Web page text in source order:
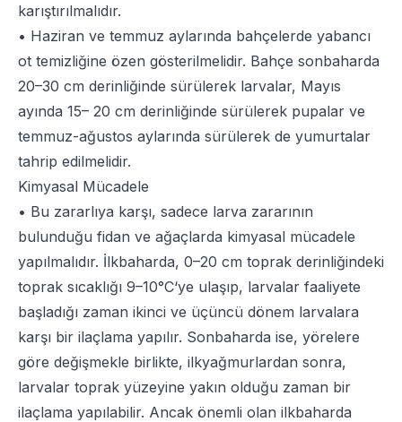
karıştırılmalıdır.
• Haziran ve temmuz aylarında bahçelerde yabancı
ot temizliğine özen gösterilmelidir. Bahçe sonbaharda
20–30 cm derinliğinde sürülerek larvalar, Mayıs
ayında 15– 20 cm derinliğinde sürülerek pupalar ve
temmuz-ağustos aylarında sürülerek de yumurtalar
tahrip edilmelidir.
Kimyasal Mücadele
• Bu zararlıya karşı, sadece larva zararının
bulunduğu fidan ve ağaçlarda kimyasal mücadele
yapılmalıdır. İlkbaharda, 0–20 cm toprak derinliğindeki
toprak sıcaklığı 9–10°C‘ye ulaşıp, larvalar faaliyete
başladığı zaman ikinci ve üçüncü dönem larvalara
karşı bir ilaçlama yapılır. Sonbaharda ise, yörelere
göre değişmekle birlikte, ilkyağmurlardan sonra,
larvalar toprak yüzeyine yakın olduğu zaman bir
ilaçlama yapılabilir. Ancak önemli olan ilkbaharda